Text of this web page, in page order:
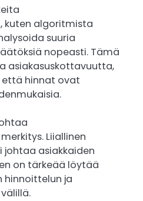
algoritmista
suuria
nopeasti. Tämä
asiakasuskottavuutta,
että hinnat ovat
Liiallinen
johtaa asiakkaiden
on tärkeää löytää
hinnoittelun ja